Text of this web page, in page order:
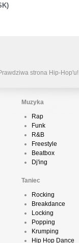
strona Hip-Hop'u!
Muzyka
Rap
Funk
R&B
Freestyle
Beatbox
Dj'ing
Taniec
Rocking
Breakdance
Locking
Popping
Krumping
Hip Hop Dance